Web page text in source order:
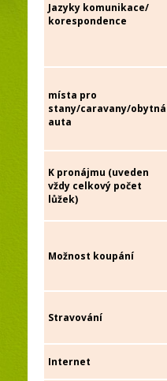
Jazyky komunikace/
korespondence
místa pro
stany/caravany/obytná
auta
K pronájmu (uveden
vždy celkový počet
lůžek)
Možnost koupání
Stravování
Internet